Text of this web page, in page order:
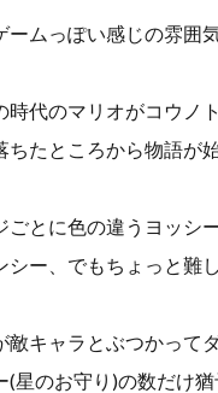
ームっぽい感じの雰囲
時代のマリオがコウノ
ちたところから物語が
ごとに色の違うヨッシ
シー、でもちょっと難
敵キャラとぶつかって
(星のお守り)の数だけ